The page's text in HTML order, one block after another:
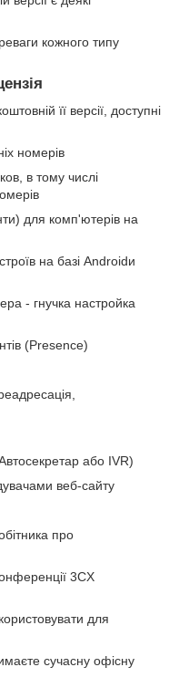
кожного типу
її версії, доступні
номерів
в тому числі
для комп'ютерів на
на базі Androidи
- гнучка настройка
(Presence)
або IVR)
веб-сайту
про
3CX
для
сучасну офісну